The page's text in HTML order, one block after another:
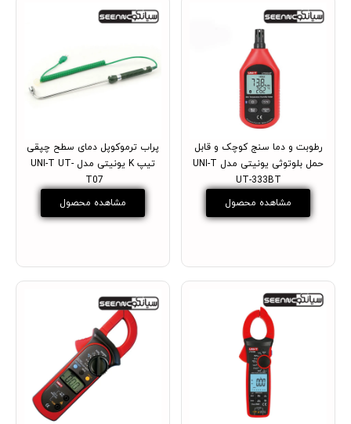
رطوبت و دما سنج کوچک و قابل
حمل بلوتوثی یونیتی مدل UNI-T
UT-333BT
مشاهده محصول
پراب ترموکوپل دمای سطح چپقی
تیپ K یونیتی مدل UNI-T UT-
T07
مشاهده محصول